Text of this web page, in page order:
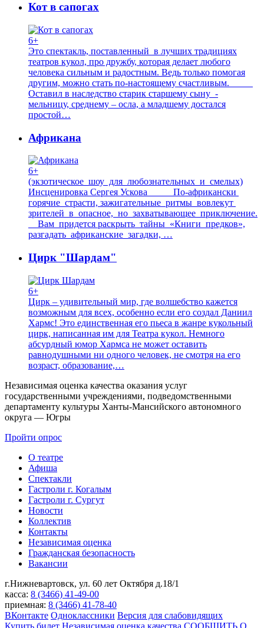
Кот в сапогах
6+
Это спектакль, поставленный в лучших традициях
театров кукол, про дружбу, которая делает любого
человека сильным и радостным. Ведь только помогая
другим, можно стать по-настоящему счастливым.
Оставил в наследство старик старшему сыну -
мельницу, среднему – осла, а младшему достался
простой…
Африкана
6+
(экзотическое шоу для любознательных и смелых)
Инсценировка Сергея Ускова По-африкански
горячие страсти, зажигательные ритмы вовлекут
зрителей в опасное, но захватывающее приключение.
Вам придется раскрыть тайны «Книги предков»,
разгадать африканские загадки, …
Цирк "Шардам"
6+
Цирк – удивительный мир, где волшебство кажется
возможным для всех, особенно если его создал Даниил
Хармс! Это единственная его пьеса в жанре кукольный
цирк, написанная им для Театра кукол. Немного
абсурдный юмор Хармса не может оставить
равнодушными ни одного человек, не смотря на его
возраст, образование,…
Независимая оценка качества оказания услуг
государственными учреждениями, подведомственными
департаменту культуры Ханты-Мансийского автономного
округа — Югры
Пройти опрос
О театре
Афиша
Спектакли
Гастроли г. Когалым
Гастроли г. Сургут
Новости
Коллектив
Контакты
Независимая оценка
Гражданская безопасность
Вакансии
г.Нижневартовск, ул. 60 лет Октября д.18/1
касса: 8 (3466) 41-49-00
приемная: 8 (3466) 41-78-40
ВКонтакте Одноклассники Версия для слабовидящих
Купить билет Независимая оценка качества СООБЩИТЬ О